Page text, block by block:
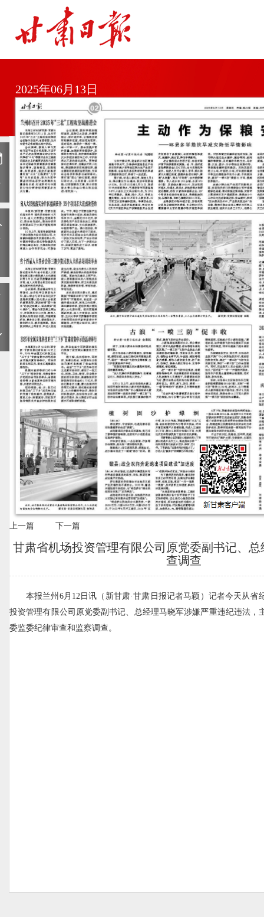
2025年06月13日
上一篇 下一篇
甘肃省机场投资管理有限公司原党委副书记、
查调查
本报兰州6月12日讯（新甘肃·甘肃日报记者马颖）记者今天从省
投资管理有限公司原党委副书记、总经理马晓军涉嫌严重违纪违法，
委监委纪律审查和监察调查。